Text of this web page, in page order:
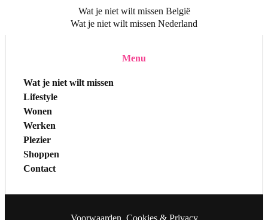
Wat je niet wilt missen België
Wat je niet wilt missen Nederland
Menu
Wat je niet wilt missen
Lifestyle
Wonen
Werken
Plezier
Shoppen
Contact